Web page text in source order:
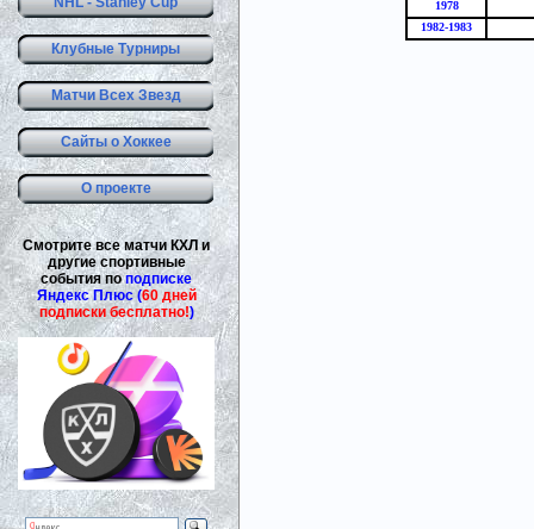
Клубные Турниры
Матчи Всех Звезд
Сайты о Хоккее
О проекте
Смотрите все матчи КХЛ и
другие спортивные
события поподписке
Яндекс Плюс (60 дней
подписки бесплатно!)
1978
1982-1983